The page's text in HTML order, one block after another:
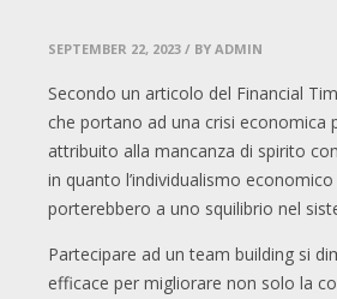
SEPTEMBER 22, 2023 / BY ADMIN
Secondo un articolo del Financial
che portano ad una crisi economica
attribuito alla mancanza di spirito
in quanto l’individualismo
porterebbero a uno squilibrio nel
Partecipare ad un team building si
efficace per migliorare non solo la